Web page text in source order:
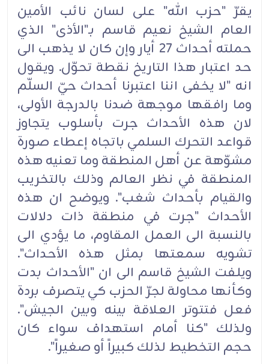
يقرّ "حزب الله" على لسان نائب الأمين
العام الشيخ نعيم قاسم بـ"الأذى" الذي
حملته أحداث 27 أيار وإن كان لا يذهب الى
حد اعتبار هذا التاريخ نقطة تحوّل. ويقول
انه "لا يخفى اننا اعتبرنا أحداث حيّ السلّم
وما رافقها موجهة ضدنا بالدرجة الأولى،
لان هذه الأحداث جرت بأسلوب يتجاوز
قواعد التحرك السلمي باتجاه إعطاء صورة
مشوّهة عن أهل المنطقة وما تعنيه هذه
المنطقة في نظر العالم وذلك بالتخريب
والقيام بأحداث شغب". ويوضح ان هذه
الأحداث "جرت في منطقة ذات دلالات
بالنسبة الى العمل المقاوم، ما يؤدي الى
تشويه سمعتها بمثل هذه الأحداث".
ويلفت الشيخ قاسم الى ان "الأحداث بدت
وكأنها محاولة لجرّ الحزب كي يتصرف بردة
فعل فتتوتر العلاقة بينه وبين الجيش".
ولذلك "كنا أمام استهداف سواء كان
حجم التخطيط لذلك كبيراً أو صغيراً".‏